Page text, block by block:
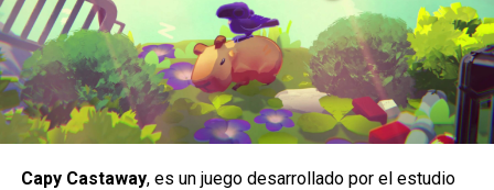
Un estilo arriesgado y difícil de dominar.
Al ser una peleadora cuyo estilo de juego se enfoca en la
constante presión a corta distancia, la hace un personaje
con una jugabilidad muy arriesgada ya que por lo mismo no
significa una ventana muy corta para recuperarse antes de
Capy Castaway, es un juego desarrollado por el estudio